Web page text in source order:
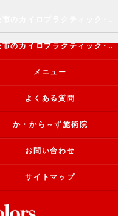
高松市のカイロプラクティック･か・から～ず施術院のお客様の声
メニュー
よくある質問
か・から～ず施術院
お問い合わせ
サイトマップ